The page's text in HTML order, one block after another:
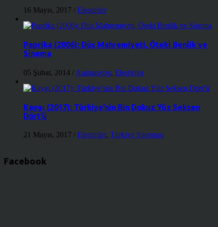
16 Mayıs, 2017 / Eleştiriler
Paprika (2006): Düş Mahremiyeti, Öteki Benlik ve
Sinema
05 Şubat, 2014 / Animasyon, Eleştiriler
Kaygı (2017): Türkiye’nin Bin Dokuz Yüz Seksen
Dört’ü
21 Mayıs, 2017 / Eleştiriler, Türkiye Sineması
Facebook